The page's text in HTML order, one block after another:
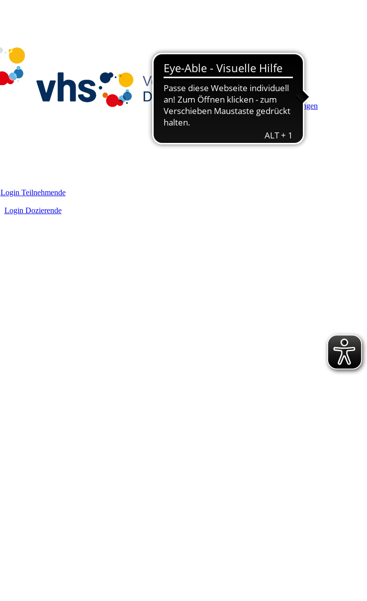
Hauptinhalt anspringen
Login Teilnehmende
Login Dozierende